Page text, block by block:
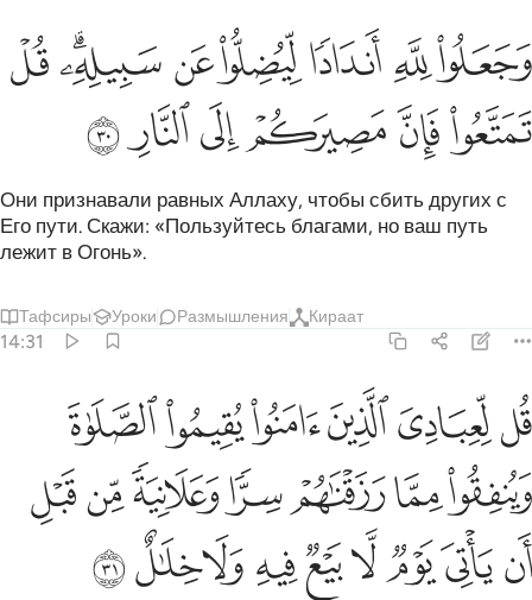
وجعلوا لله اندادا ليضلوا عن سبيله قل تمتعوا فان مصيركم الى النار ٣٠
وَجَعَلُوا۟ لِلَّهِ أَندَادًۭا لِّيُضِلُّوا۟ عَن سَبِيلِهِۦ ۗ قُلْ تَمَتَّعُوا۟
ﲆﲇﲈﲉﲊﲋﲌﲍ
ﲎﲏﲐﲑﲒﲓ
Они признавали равных Аллаху, чтобы сбить других с
Его пути. Скажи: «Пользуйтесь благами, но ваш путь
лежит в Огонь».
Тафсиры Уроки Размышления Кираат
14:31
قل لعبادي الذين امنوا يقيموا الصلاة وينفقوا مما رزقناهم سرا وعلانية
قُل لِّعِبَادِىَ ٱلَّذِينَ ءَامَنُوا۟ يُقِيمُوا۟ ٱلصَّلَوٰةَ وَيُنفِقُوا۟ مِمَّا
ﲔﲕﲖﲗﲘﲙ
ﲚﲛﲜﲝﲞﲟﲠ
ﲡﲢﲣﲤﲥﲦﲧﲨﲩ